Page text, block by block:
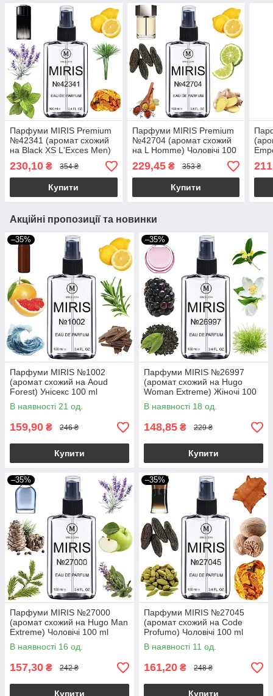
Парфуми MIRIS Premium
№42341 (аромат схожий
на Black XS L'Exces Men)
Чоловічі 100 ml
230,10 ₴ 354 ₴
Купити
Парфуми MIRIS Premium
№42704 (аромат схожий
на L Homme) Чоловічі 100
ml
229,45₴ 353 ₴
Купити
Акційні пропозиції та новинки
–35%
Парфуми MIRIS №1002
(аромат схожий на Aoud
Forest) Унісекс 100 ml
В наявності 21 од.
159,90 ₴ 246 ₴
Купити
–35%
Парфуми MIRIS №26997
(аромат схожий на Hugo
Woman Extreme) Жіночі 100
ml
В наявності 18 од.
148,85 ₴ 229 ₴
Купити
–35%
Парфуми MIRIS №27000
(аромат схожий на Hugo Man
Extreme) Чоловічі 100 ml
В наявності 16 од.
157,30 ₴ 242 ₴
Купити
–35%
Парфуми MIRIS №27045
(аромат схожий на Code
Profumo) Чоловічі 100 ml
В наявності 11 од.
161,20 ₴ 248 ₴
Купити